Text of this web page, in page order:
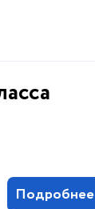
Подробнее